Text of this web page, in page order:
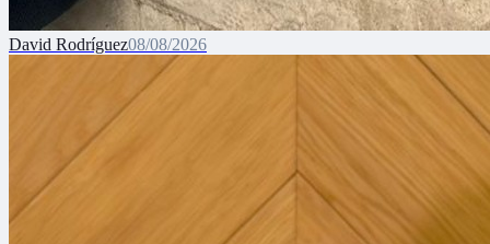
David Rodríguez08/08/2026